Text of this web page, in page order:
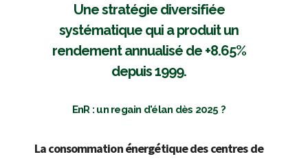
Une stratégie diversifiée
systématique qui a produit un
rendement annualisé de +8.65%
depuis 1999.
EnR : un regain d'élan dès 2025 ?
La consommation énergétique des centres de